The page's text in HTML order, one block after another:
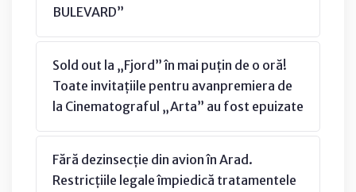
BULEVARD”
Sold out la „Fjord” în mai puțin de o oră!
Toate invitațiile pentru avanpremiera de
la Cinematograful „Arta” au fost epuizate
Fără dezinsecție din avion în Arad.
Restricțiile legale împiedică tratamentele